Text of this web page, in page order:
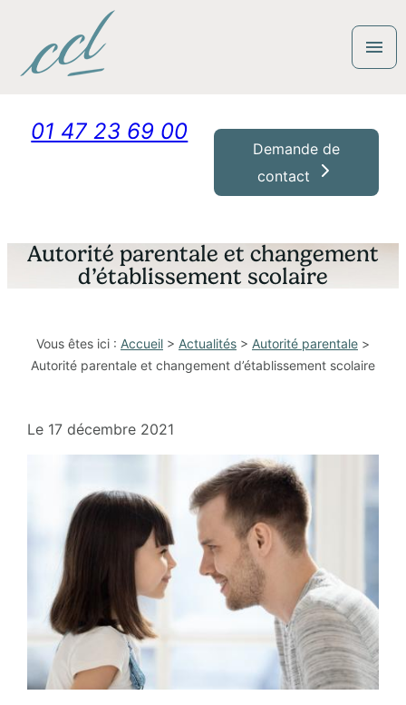
menu
01 47 23 69 00
Demande de
contact
Autorité parentale et changement
d’établissement scolaire
Vous êtes ici : Accueil> Actualités> Autorité parentale>
Autorité parentale et changement d’établissement scolaire
Le 17 décembre 2021
Panneau de gestion des cookies